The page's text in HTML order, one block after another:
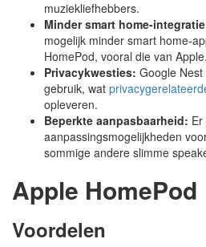
muziekliefhebbers.
Minder smart home-
mogelijk minder smart home-
HomePod, vooral die van Apple.
Privacykwesties: Google
gebruik, wat
opleveren.
Beperkte aanpasbaarheid:
aanpassingsmogelijkheden
sommige andere slimme
Apple HomePod
Voordelen